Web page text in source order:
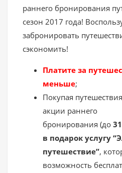
раннего бронирования
сезон 2017 года!
забронировать
сэкономить!
Платите за
меньше;
Покупая
акции раннего
бронирования (до
в подарок услугу
путешествие”,
возможность